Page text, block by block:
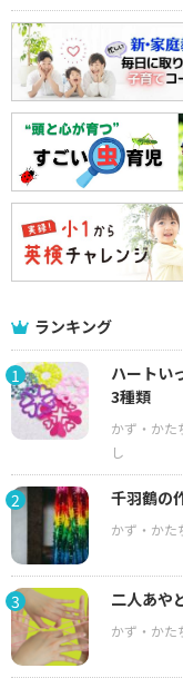
ランキング
1
ハートい
3種類
2 千羽鶴の
3 二人あや